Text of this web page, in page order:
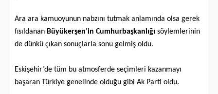
Ara ara kamuoyunun nabzını tutmak anlamında olsa gerek
fısıldanan Büyükerşen’in Cumhurbaşkanlığı söylemlerinin
de dünkü çıkan sonuçlarla sonu gelmiş oldu.
Eskişehir’de tüm bu atmosferde seçimleri kazanmayı
başaran Türkiye genelinde olduğu gibi Ak Parti oldu.